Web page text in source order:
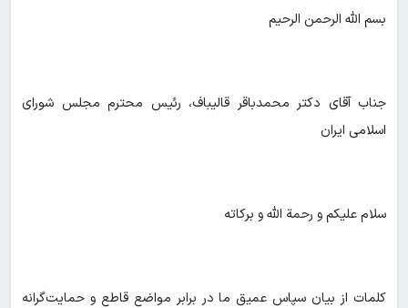
بسم الله الرحمن الرحیم
جناب آقای دکتر محمدباقر قالیباف، رئیس محترم مجلس شورای
اسلامی ایران
سلام علیکم و رحمة الله و برکاته
کلمات از بیان سپاس عمیق ما در برابر مواضع قاطع و حمایت‌گرانه